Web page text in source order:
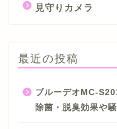
見守りカメラ
最近の投稿
ブルーデオMC-
除菌・脱臭効果や